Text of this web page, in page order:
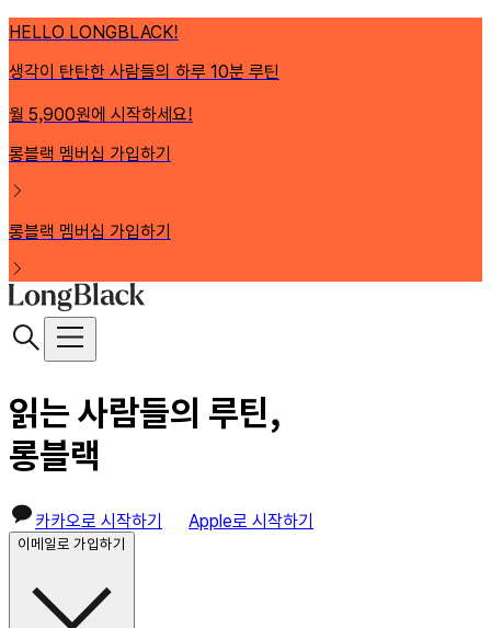
HELLO LONGBLACK!
생각이 탄탄한 사람들의 하루 10분 루틴
월 5,900원에 시작하세요!
롱블랙 멤버십 가입하기
롱블랙 멤버십 가입하기
읽는 사람들의 루틴,
롱블랙
카카오로 시작하기 Apple로 시작하기
이메일로 가입하기